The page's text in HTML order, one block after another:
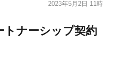
2023年5月2日 11時
トナーシップ契約